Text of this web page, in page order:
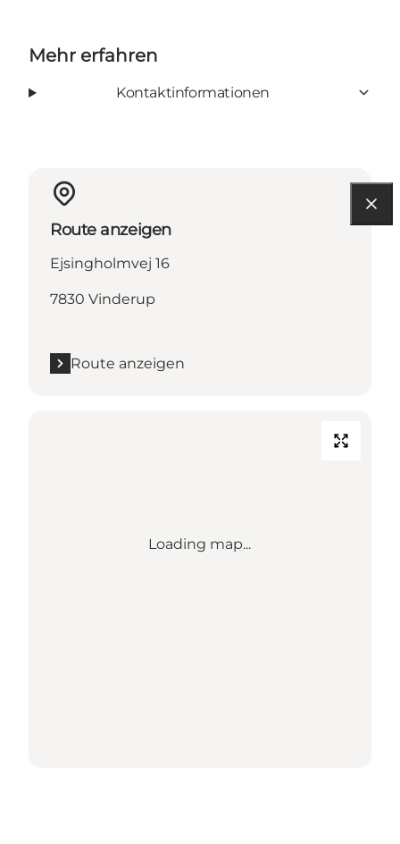
Mehr erfahren
Kontaktinformationen
Route anzeigen
Ejsingholmvej 16
7830 Vinderup
Route anzeigen
Loading map...